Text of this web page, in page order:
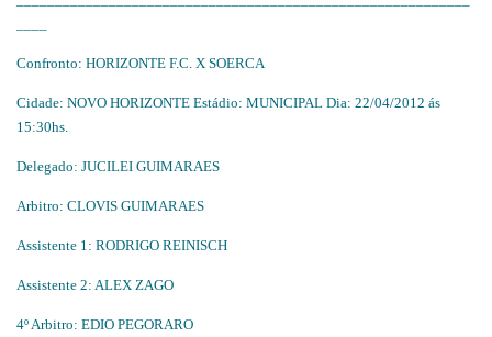
Confronto: HORIZONTE F.C. X SOERCA
Cidade: NOVO HORIZONTE Estádio: MUNICIPAL Dia: 22/04/2012 ás
15:30hs.
Delegado: JUCILEI GUIMARAES
Arbitro: CLOVIS GUIMARAES
Assistente 1: RODRIGO REINISCH
Assistente 2: ALEX ZAGO
4º Arbitro: EDIO PEGORARO